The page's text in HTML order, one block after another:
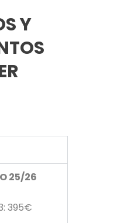
Y
25/26
395€